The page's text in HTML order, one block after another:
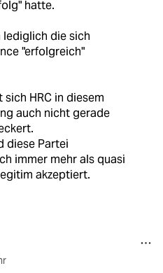
hatte.
lediglich die sich
"erfolgreich"
HRC in diesem
auch nicht gerade
diese Partei
immer mehr als quasi
akzeptiert.